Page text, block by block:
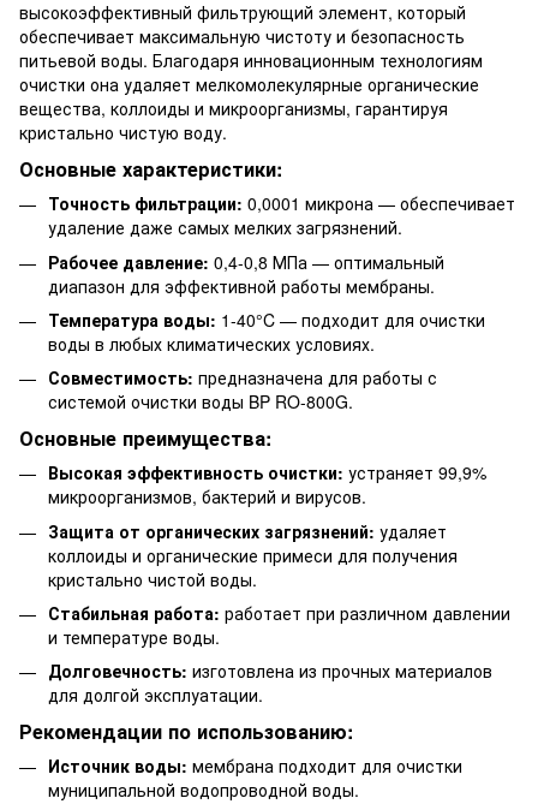
высокоэффективный фильтрующий элемент, который
обеспечивает максимальную чистоту и безопасность
питьевой воды. Благодаря инновационным технологиям
очистки она удаляет мелкомолекулярные органические
вещества, коллоиды и микроорганизмы, гарантируя
кристально чистую воду.
Основные характеристики:
Точность фильтрации: 0,0001 микрона — обеспечивает
удаление даже самых мелких загрязнений.
Рабочее давление: 0,4-0,8 МПа — оптимальный
диапазон для эффективной работы мембраны.
Температура воды: 1-40°C — подходит для очистки
воды в любых климатических условиях.
Совместимость: предназначена для работы с
системой очистки воды BP RO-800G.
Основные преимущества:
Высокая эффективность очистки: устраняет 99,9%
микроорганизмов, бактерий и вирусов.
Защита от органических загрязнений: удаляет
коллоиды и органические примеси для получения
кристально чистой воды.
Стабильная работа: работает при различном давлении
и температуре воды.
Долговечность: изготовлена из прочных материалов
для долгой эксплуатации.
Рекомендации по использованию:
Источник воды: мембрана подходит для очистки
муниципальной водопроводной воды.